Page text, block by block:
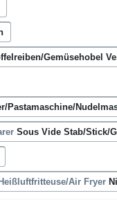
Gemüsehobel
Pastamaschine/
Sous Vide Stab/Stick/